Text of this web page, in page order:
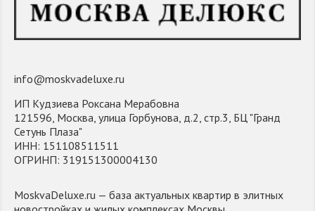
info@moskvadeluxe.ru
ИП Кудзиева Роксана Мерабовна
121596, Москва, улица Горбунова, д.2, стр.3, БЦ "Гранд
Сетунь Плаза"
ИНН: 151108511511
ОГРИНП: 319151300004130
MoskvaDeluxe.ru — база актуальных квартир в элитных